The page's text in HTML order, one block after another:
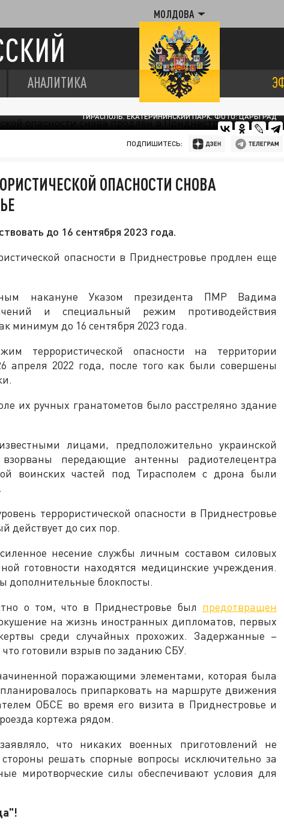
МОЛДОВА
АНАЛИТИКА
ТИРАСПОЛЬ. ЕКАТЕРИНИНСКИЙ ПАРК. ФОТО: ЦАРЬГРАД
ПОДПИШИТЕСЬ:
ОПАСНОСТИ СНОВА
до 16 сентября 2023 года.
опасности в Приднестровье продлен еще
накануне Указом президента ПМР Вадима
и специальный режим противодействия
минимум до 16 сентября 2023 года.
террористической опасности на территории
апреля 2022 года, после того как были совершены
их ручных гранатометов было расстреляно здание
лицами, предположительно украинской
передающие антенны радиотелецентра
воинских частей под Тирасполем с дрона были
террористической опасности в Приднестровье
действует до сих пор.
несение службы личным составом силовых
готовности находятся медицинские учреждения.
дополнительные блокпосты.
о том, что в Приднестровье был предотвращен
на жизнь иностранных дипломатов, первых
среди случайных прохожих. Задержанные –
готовили взрыв по заданию СБУ.
поражающими элементами, которая была
припарковать на маршруте движения
ОБСЕ во время его визита в Приднестровье и
кортежа рядом.
что никаких военных приготовлений не
решать спорные вопросы исключительно за
миротворческие силы обеспечивают условия для